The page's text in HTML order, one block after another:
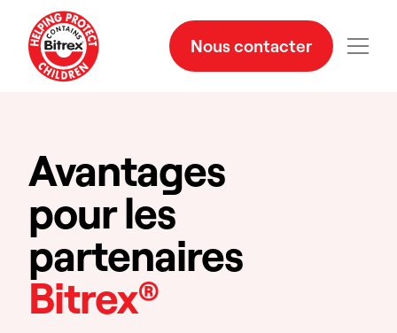
Nous contacter
Avantages
pour les
partenaires
Bitrex®